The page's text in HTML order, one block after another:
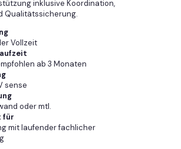
inklusive Koordination,
Qualitätssicherung.
Vollzeit
ab 3 Monaten
sense
oder mtl.
für
mit laufender fachlicher